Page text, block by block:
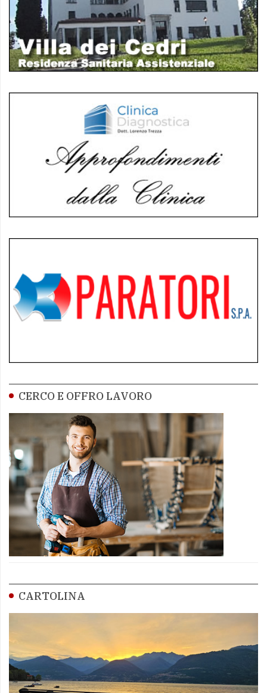
CERCO E OFFRO LAVORO
CARTOLINA